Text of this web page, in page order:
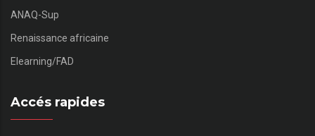
ANAQ-Sup
Renaissance africaine
Elearning/FAD
Accés rapides